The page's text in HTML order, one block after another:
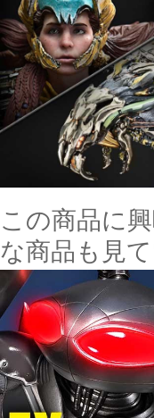
この商品に
な商品も見